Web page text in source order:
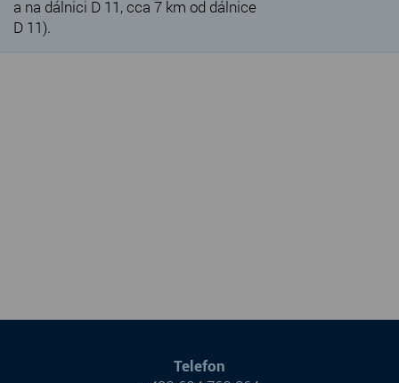
a na dálnici D 11, cca 7 km od dálnice
D 11).
Telefon